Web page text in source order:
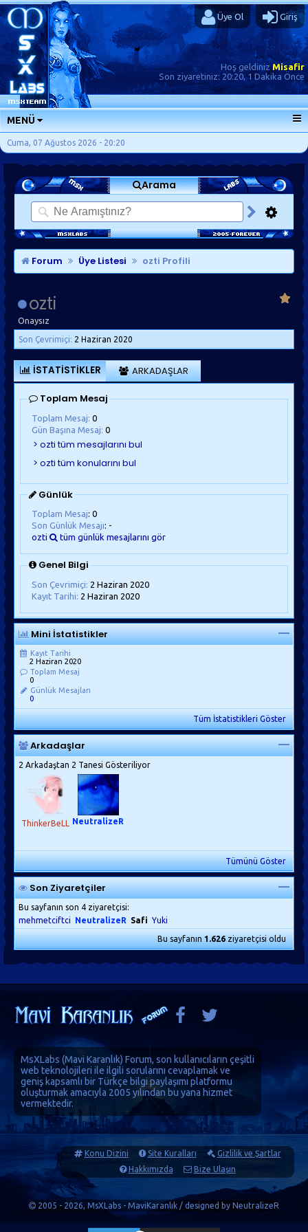
Üye Ol Giriş
Hoş geldinizMisafir
Son ziyaretiniz: 20:20, 1 Dakika Önce
MENÜ
ANA SAYFA
FORUMLAR
SORU-CEVAP
GÜNLÜKLER
SON MESAJLAR
KISAYOLLAR
Cuma, 07 Ağustos 2026 - 20:20
Arama
Forum Üye Listesi ozti Profili
ozti
Onaysız
Son Çevrimiçi: 2 Haziran 2020
İSTATISTIKLER ARKADAŞLAR
Toplam Mesaj
Toplam Mesaj: 0
Gün Başına Mesaj: 0
Günlük
Toplam Mesaj: 0
Son Günlük Mesajı : -
ozti
tüm günlük mesajlarını gör
Genel Bilgi
Son Çevrimiçi: 2 Haziran 2020
Kayıt Tarihi: 2 Haziran 2020
Mini İstatistikler
Kayıt Tarihi
2 Haziran 2020
Toplam Mesaj
0
Günlük Mesajları
0
Tüm İstatistikleri Göster
Arkadaşlar
2 Arkadaştan 2 Tanesi Gösteriliyor
ThinkerBeLL NeutralizeR
Tümünü Göster
Son Ziyaretçiler
Bu sayfanın son 4 ziyaretçisi:
mehmetciftci
NeutralizeR Safi Yuki
Bu sayfanın1.626ziyaretçisi oldu
MsXLabs (Mavi Karanlık) Forum, son kullanıcıların çeşitli
web teknolojileri ile ilgili sorularını cevaplamak ve
geniş kapsamlı bir Türkçe bilgi paylaşımı platformu
oluşturmak amacıyla 2005 yılından bu yana hizmet
vermektedir.
Konu Dizini Site Kuralları
Gizlilik ve Şartlar
Hakkımızda
Bize Ulaşın
2005 - 2026, MsXLabs - MaviKaranlık / designed by NeutralizeR